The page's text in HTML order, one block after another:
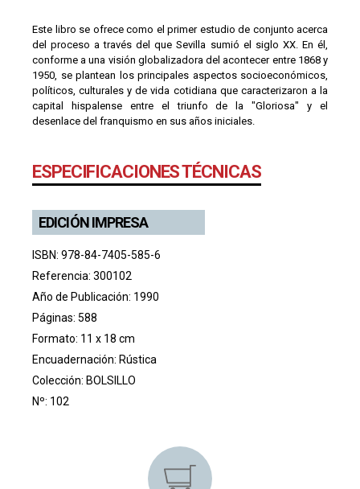
Este libro se ofrece como el primer estudio de conjunto acerca
del proceso a través del que Sevilla sumió el siglo XX. En él,
conforme a una visión globalizadora del acontecer entre 1868 y
1950, se plantean los principales aspectos socioeconómicos,
políticos, culturales y de vida cotidiana que caracterizaron a la
capital hispalense entre el triunfo de la "Gloriosa" y el
desenlace del franquismo en sus años iniciales.
ESPECIFICACIONES TÉCNICAS
EDICIÓN IMPRESA
ISBN: 978-84-7405-585-6
Referencia: 300102
Año de Publicación: 1990
Páginas: 588
Formato: 11 x 18 cm
Encuadernación: Rústica
Colección: BOLSILLO
Nº: 102